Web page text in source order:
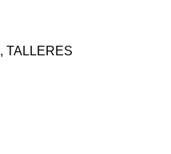
, TALLERES